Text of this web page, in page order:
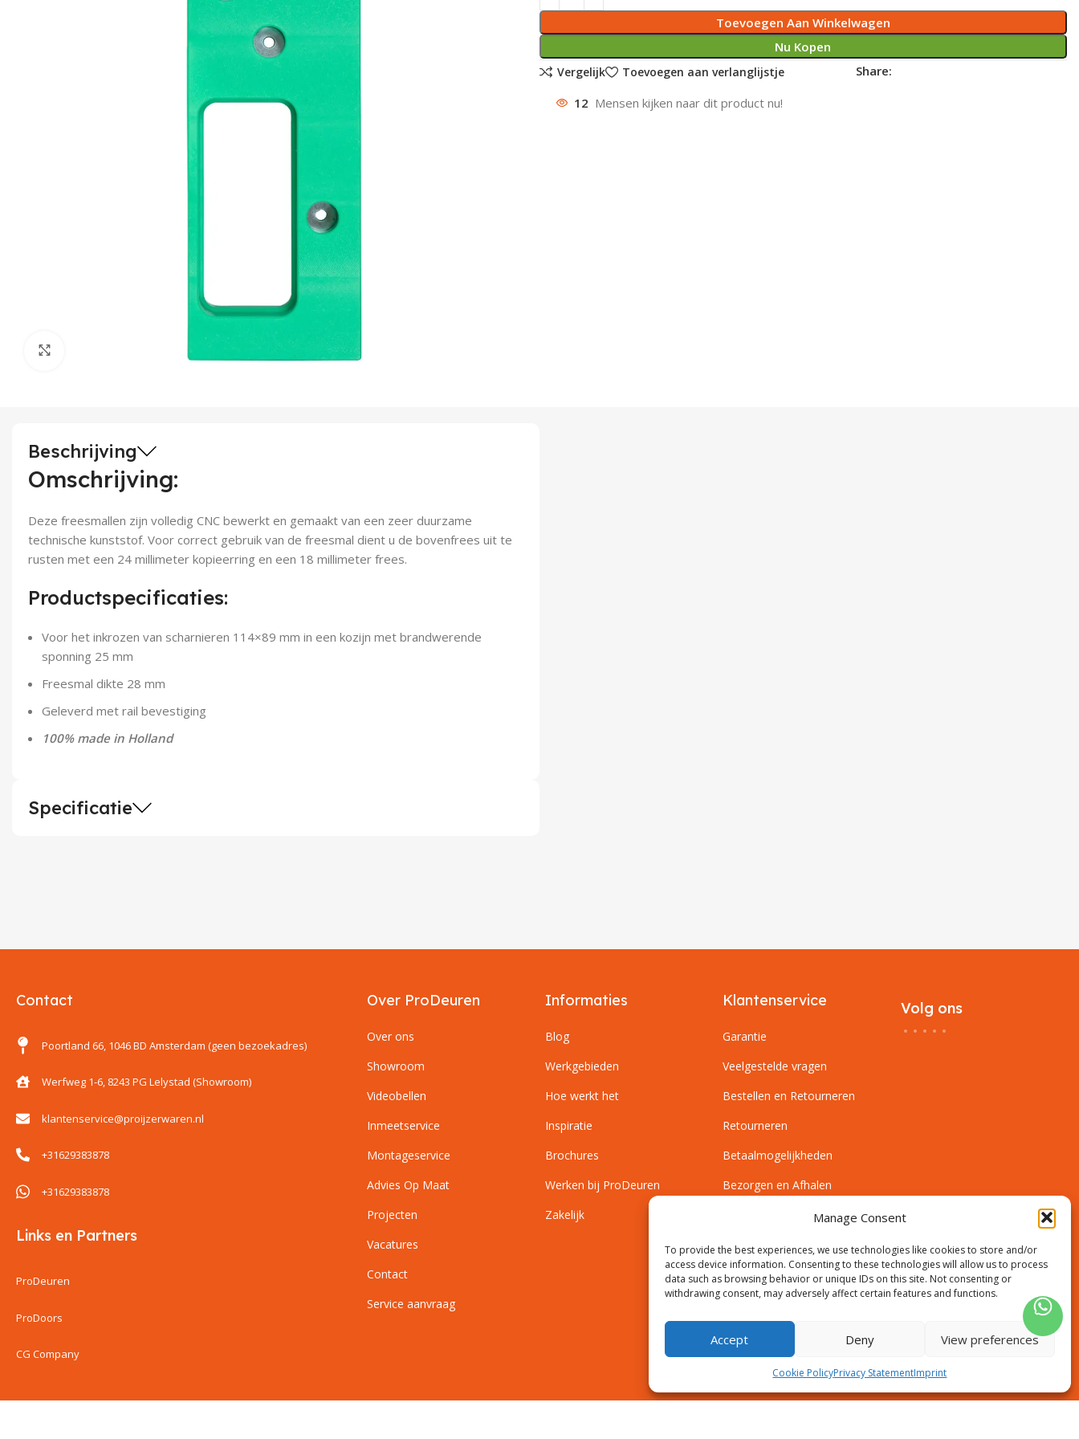
Manage Consent
To provide the best experiences, we use technologies like cookies to store and/or
access device information. Consenting to these technologies will allow us to process
data such as browsing behavior or unique IDs on this site. Not consenting or
withdrawing consent, may adversely affect certain features and functions.
Accept Deny View preferences
Cookie PolicyPrivacy StatementImprint
Toevoegen Aan Winkelwagen
Nu Kopen
Vergelijk Toevoegen aan verlanglijstje Share:
12 Mensen kijken naar dit product nu!
Beschrijving
Omschrijving:
Deze freesmallen zijn volledig CNC bewerkt en gemaakt van een zeer duurzame
technische kunststof. Voor correct gebruik van de freesmal dient u de bovenfrees uit te
rusten met een 24 millimeter kopieerring en een 18 millimeter frees.
Productspecificaties:
Voor het inkrozen van scharnieren 114×89 mm in een kozijn met brandwerende
sponning 25 mm
Freesmal dikte 28 mm
Geleverd met rail bevestiging
100% made in Holland
Specificatie
Contact
Poortland 66, 1046 BD Amsterdam (geen bezoekadres)
Werfweg 1-6, 8243 PG Lelystad (Showroom)
klantenservice@proijzerwaren.nl
+31629383878
+31629383878
Links en Partners
ProDeuren
ProDoors
CG Company
Over ProDeuren
Over ons
Showroom
Videobellen
Inmeetservice
Montageservice
Advies Op Maat
Projecten
Vacatures
Contact
Service aanvraag
Informaties
Blog
Werkgebieden
Hoe werkt het
Inspiratie
Brochures
Werken bij ProDeuren
Zakelijk
Klantenservice
Garantie
Veelgestelde vragen
Bestellen en Retourneren
Retourneren
Betaalmogelijkheden
Bezorgen en Afhalen
Leveringsvoorwaarden
Montagevoorwaarden
Inmeetservice Voorwaarden
Volg ons